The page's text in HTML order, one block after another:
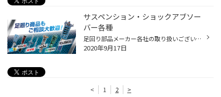
サスペンション・ショックアブソー
バー各種
足回り部品メーカー各社の取り扱いございます。 走行性能の向上、ドレスアップ、消耗品交換など様々なニーズにお応えいたします。 「最近、乗り心地が悪くなってきたなぁ」「ふらつきがある」などは、 もしかしたらショックアブソーバーの「へたり」が原因かもしれません。 お気軽にご相談下さい。
2020年9月17日
< 1 2 >